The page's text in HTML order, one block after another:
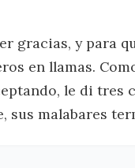
gracias, y para
en llamas.
le di tres
sus malabares